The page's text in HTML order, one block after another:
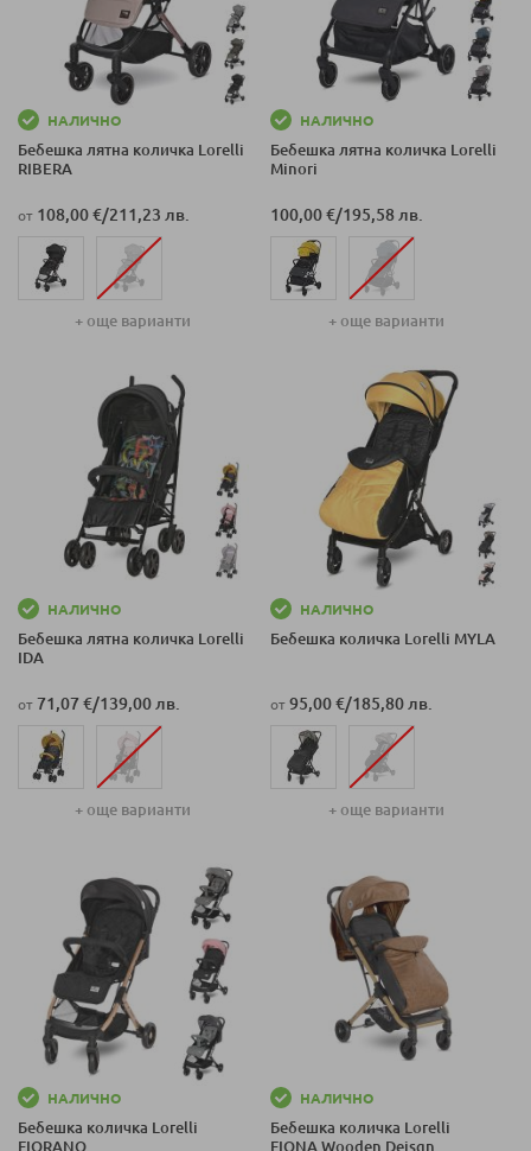
НАЛИЧНО
Бебешка лятна количка Lorelli
RIBERA
от 108,00 €/211,23 лв.
+ още варианти
НАЛИЧНО
Бебешка лятна количка Lorelli
Minori
100,00 €/195,58 лв.
+ още варианти
НАЛИЧНО
Бебешка лятна количка Lorelli
IDA
от 71,07 €/139,00 лв.
+ още варианти
НАЛИЧНО
Бебешка количка Lorelli MYLA
от 95,00 €/185,80 лв.
+ още варианти
НАЛИЧНО
Бебешка количка Lorelli
FIORANO
НАЛИЧНО
Бебешка количка Lorelli
FIONA Wooden Deisgn